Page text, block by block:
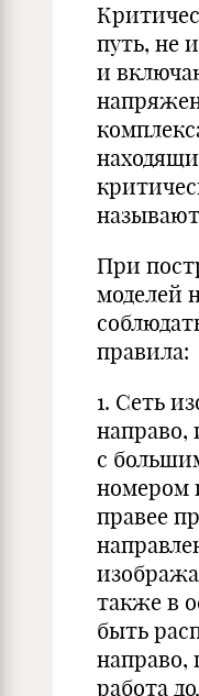
путь, не
и
При
моделей
правила:
1. Сеть
направо,
с
номером
правее
также в
быть
направо,
работа